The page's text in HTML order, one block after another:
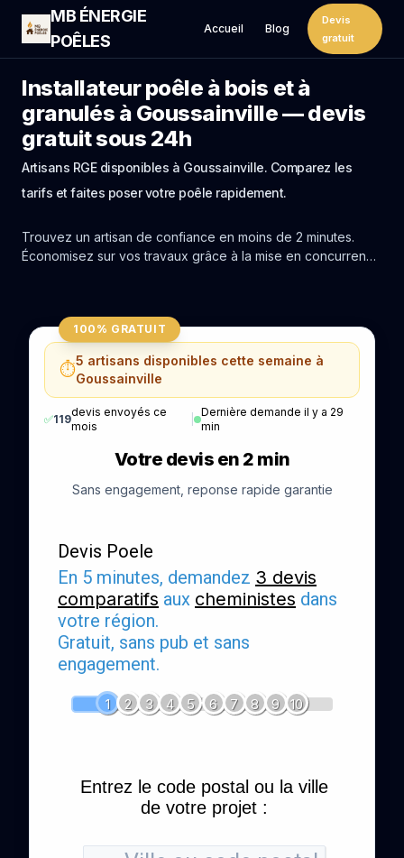
MB ÉNERGIE
POÊLES
Accueil Blog
Devis
gratuit
Installateur poêle à bois et à
granulés à Goussainville — devis
gratuit sous 24h
Artisans RGE disponibles à Goussainville. Comparez les
tarifs et faites poser votre poêle rapidement.
Trouvez un artisan de confiance en moins de 2 minutes.
Économisez sur vos travaux grâce à la mise en concurrence
100% GRATUIT
⏱️5 artisans disponibles cette semaine à
Goussainville
✅119
devis envoyés ce
mois
|
Dernière demande il y a 29
min
Votre devis en 2 min
Sans engagement, reponse rapide garantie
Devis Poele
En 5 minutes, demandez 3 devis
comparatifs aux cheministes dans
votre région.
Gratuit, sans pub et sans
engagement.
1 2 3 4 5 6 7 8 9 10
Entrez le code postal ou la ville
de votre projet :